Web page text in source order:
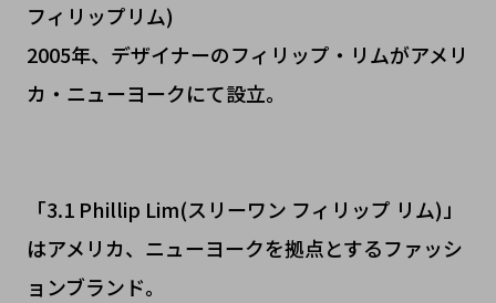
フィリップリム)
2005年、デザイナーのフィリップ・リムがアメリ
カ・ニューヨークにて設立。
「3.1 Phillip Lim(スリーワン フィリップ リム)」
はアメリカ、ニューヨークを拠点とするファッシ
ョンブランド。